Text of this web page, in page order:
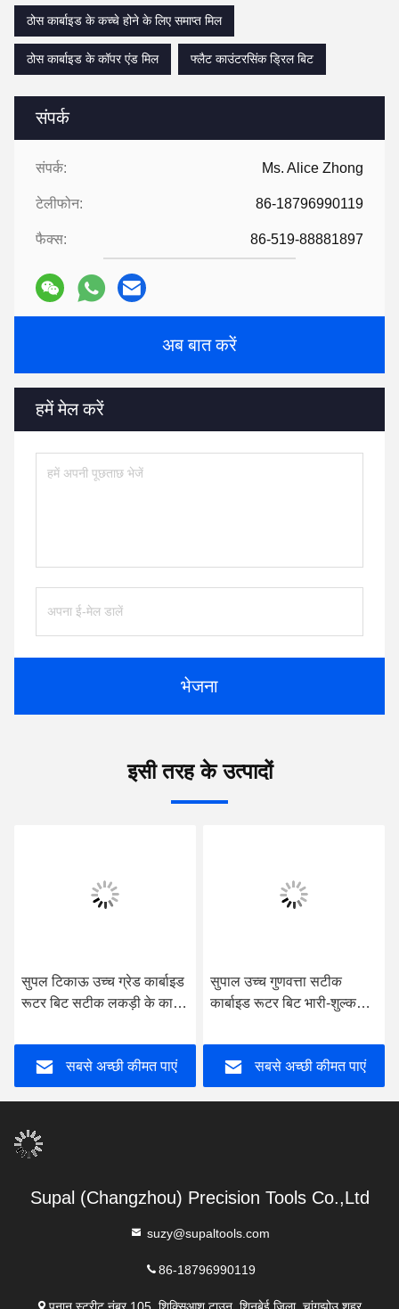
संपर्क
संपर्क: Ms. Alice Zhong
टेलीफोन: 86-18796990119
फैक्स: 86-519-88881897
अब बात करें
हमें मेल करें
भेजना
ठोस कार्बाइड के कच्चे होने के लिए समाप्त मिल
ठोस कार्बाइड के कॉपर एंड मिल फ्लैट काउंटरसिंक ड्रिल बिट
इसी तरह के उत्पादों
सुपल टिकाऊ उच्च ग्रेड कार्बाइड
रूटर बिट सटीक लकड़ी के काम
सबसे अच्छी कीमत पाएं
सुपाल उच्च गुणवत्ता सटीक
कार्बाइड रूटर बिट भारी-शुल्क
सबसे अच्छी कीमत पाएं
Supal (Changzhou) Precision Tools Co.,Ltd
suzy@supaltools.com
86-18796990119
पूनान स्ट्रीट नंबर 105, शिक्सिआशु टाउन, शिनबेई जिला, चांगझोउ शहर,